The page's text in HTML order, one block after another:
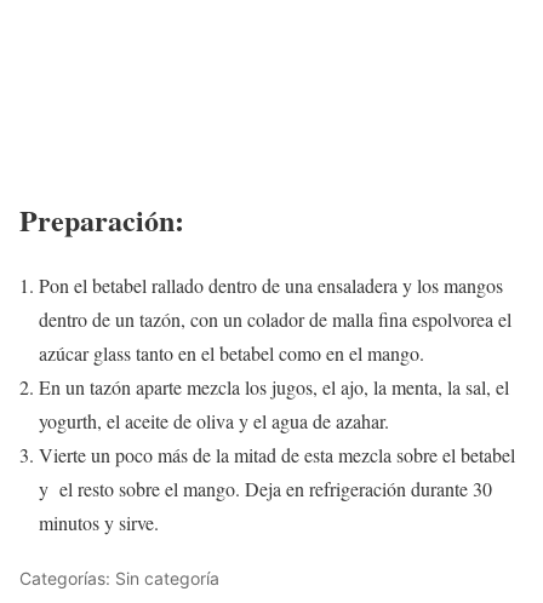
Preparación:
Pon el betabel rallado dentro de una ensaladera y los mangos
dentro de un tazón, con un colador de malla fina espolvorea el
azúcar glass tanto en el betabel como en el mango.
En un tazón aparte mezcla los jugos, el ajo, la menta, la sal, el
yogurth, el aceite de oliva y el agua de azahar.
Vierte un poco más de la mitad de esta mezcla sobre el betabel
y el resto sobre el mango. Deja en refrigeración durante 30
minutos y sirve.
Categorías: Sin categoría